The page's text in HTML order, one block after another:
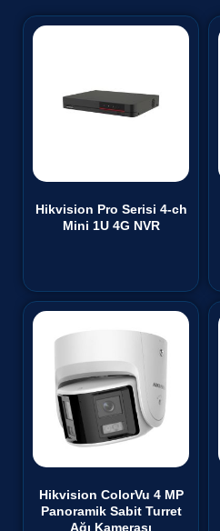
Hikvision Pro Serisi 4-ch
Mini 1U 4G NVR
Hikvision ColorVu 4 MP
Panoramik Sabit Turret
Ağı Kamerası